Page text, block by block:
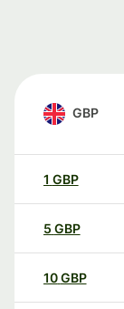
GBP
1 GBP
5 GBP
10GBP